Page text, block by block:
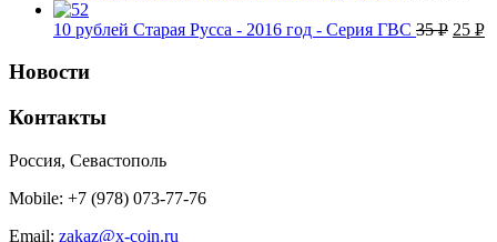
10 рублей Старая Русса - 2016 год - Серия ГВС 35Р 25 Р
Новости
Контакты
Россия, Севастополь
Mobile: +7 (978) 073-77-76
Email: zakaz@x-coin.ru